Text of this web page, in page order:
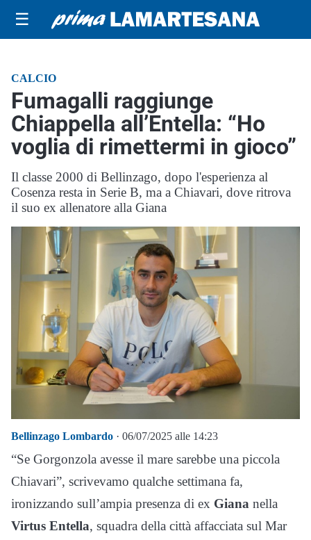
☰
CALCIO
Fumagalli raggiunge
Chiappella all’Entella: “Ho
voglia di rimettermi in gioco”
Il classe 2000 di Bellinzago, dopo l'esperienza al
Cosenza resta in Serie B, ma a Chiavari, dove ritrova
il suo ex allenatore alla Giana
Bellinzago Lombardo · 06/07/2025 alle 14:23
“Se Gorgonzola avesse il mare sarebbe una piccola
Chiavari”, scrivevamo qualche settimana fa,
ironizzando sull’ampia presenza di ex Giana nella
Virtus Entella, squadra della città affacciata sul Mar